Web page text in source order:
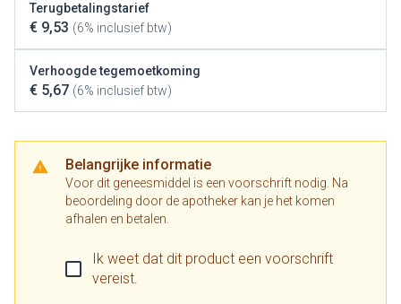
Terugbetalingstarief
€ 9,53 (6% inclusief btw)
Verhoogde tegemoetkoming
€ 5,67 (6% inclusief btw)
Belangrijke informatie
Voor dit geneesmiddel is een voorschrift nodig. Na
beoordeling door de apotheker kan je het komen
afhalen en betalen.
Ik weet dat dit product een voorschrift
vereist.